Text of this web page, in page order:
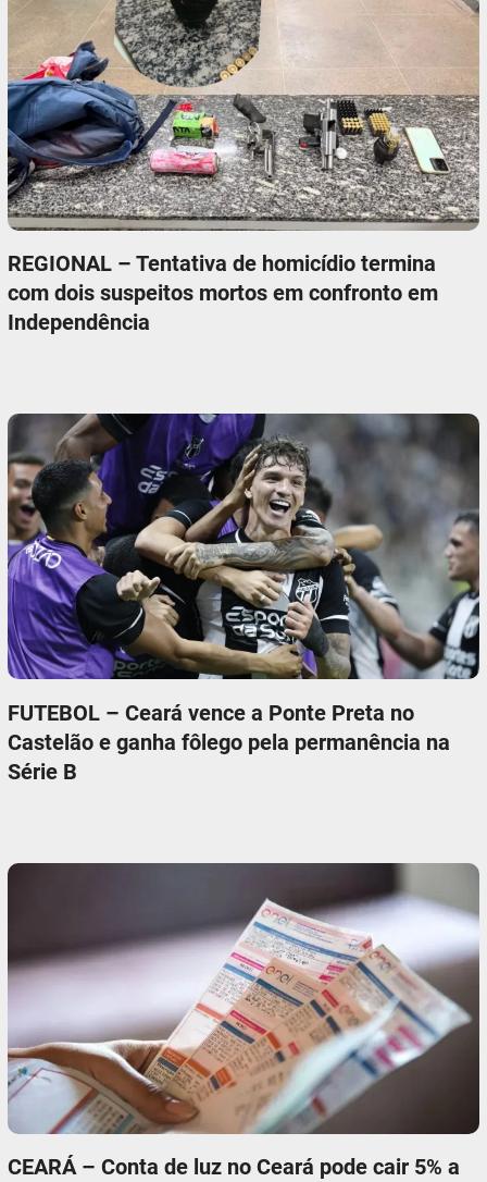
REGIONAL – Tentativa de homicídio termina
com dois suspeitos mortos em confronto em
Independência
FUTEBOL – Ceará vence a Ponte Preta no
Castelão e ganha fôlego pela permanência na
Série B
CEARÁ – Conta de luz no Ceará pode cair 5% a